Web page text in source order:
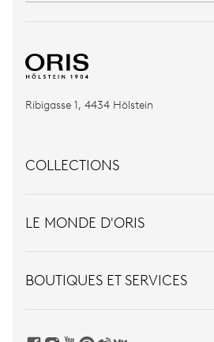
Ribigasse 1, 4434 Hölstein
COLLECTIONS
LE MONDE D'ORIS
BOUTIQUES ET SERVICES